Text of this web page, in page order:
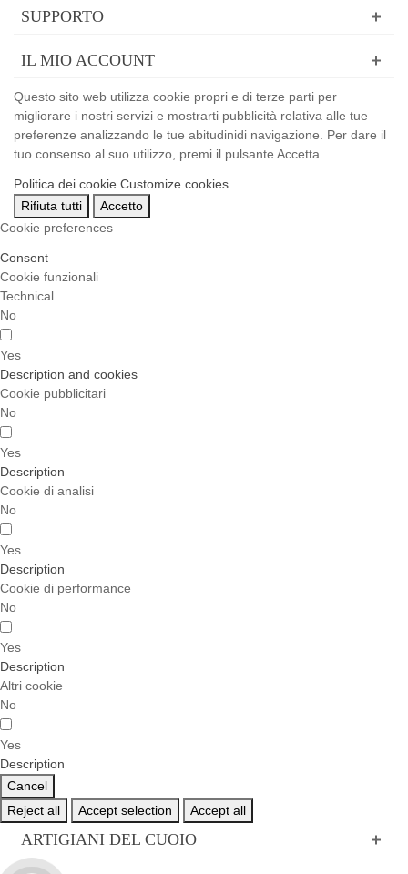
SUPPORTO
IL MIO ACCOUNT
Questo sito web utilizza cookie propri e di terze parti per
migliorare i nostri servizi e mostrarti pubblicità relativa alle tue
preferenze analizzando le tue abitudinidi navigazione. Per dare il
tuo consenso al suo utilizzo, premi il pulsante Accetta.
Politica dei cookie Customize cookies
Rifiuta tutti
Accetto
Cookie preferences
Consent
Cookie funzionali
Technical
No
Yes
Description and cookies
Cookie pubblicitari
No
Yes
Description
Cookie di analisi
No
Yes
Description
Cookie di performance
No
Yes
Description
Altri cookie
No
Yes
Description
Cancel
Reject all
Accept selection Accept all
ARTIGIANI DEL CUOIO